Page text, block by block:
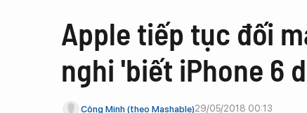
Apple tiếp tục đối
nghi 'biết iPhone 6
Công Minh (theo Mashable)29/05/2018 00:13